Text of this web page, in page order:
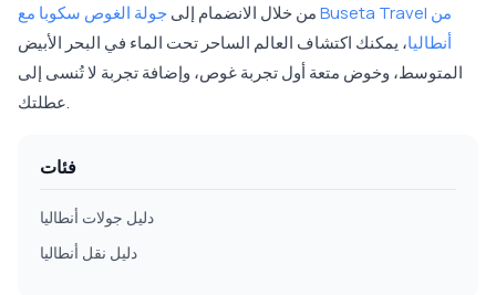
من خلال الانضمام إلى جولة الغوص سكوبا مع Buseta Travel من
أنطاليا، يمكنك اكتشاف العالم الساحر تحت الماء في البحر الأبيض
المتوسط، وخوض متعة أول تجربة غوص، وإضافة تجربة لا تُنسى إلى
عطلتك.
فئات
دليل جولات أنطاليا
دليل نقل أنطاليا